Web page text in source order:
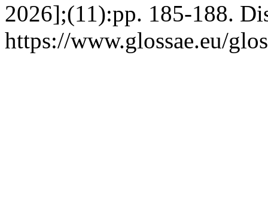
2026];(11):pp. 185-188.
https://www.glossae.eu/